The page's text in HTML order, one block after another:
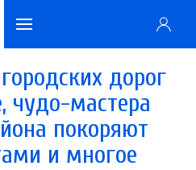
дорог
чудо-мастера
покоряют
и многое